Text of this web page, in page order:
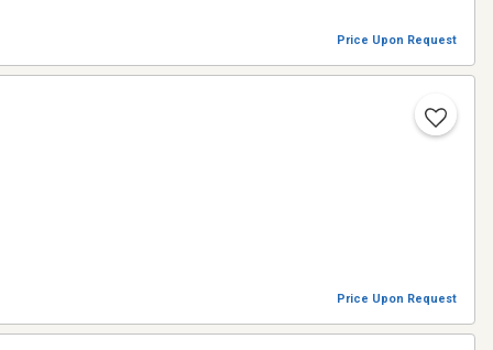
Price Upon Request
Price Upon Request